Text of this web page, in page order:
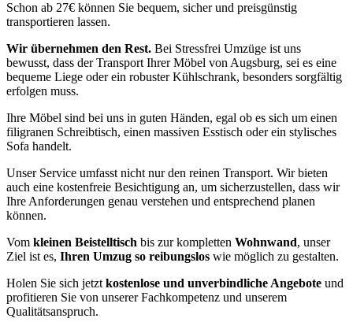
Schon ab 27€ können Sie bequem, sicher und preisgünstig
transportieren lassen.
Wir übernehmen den Rest. Bei Stressfrei Umzüge ist uns
bewusst, dass der Transport Ihrer Möbel von Augsburg, sei es eine
bequeme Liege oder ein robuster Kühlschrank, besonders sorgfältig
erfolgen muss.
Ihre Möbel sind bei uns in guten Händen, egal ob es sich um einen
filigranen Schreibtisch, einen massiven Esstisch oder ein stylisches
Sofa handelt.
Unser Service umfasst nicht nur den reinen Transport. Wir bieten
auch eine kostenfreie Besichtigung an, um sicherzustellen, dass wir
Ihre Anforderungen genau verstehen und entsprechend planen
können.
Vom kleinen Beistelltisch bis zur kompletten Wohnwand, unser
Ziel ist es, Ihren Umzug so reibungslos wie möglich zu gestalten.
Holen Sie sich jetzt kostenlose und unverbindliche Angebote und
profitieren Sie von unserer Fachkompetenz und unserem
Qualitätsanspruch.